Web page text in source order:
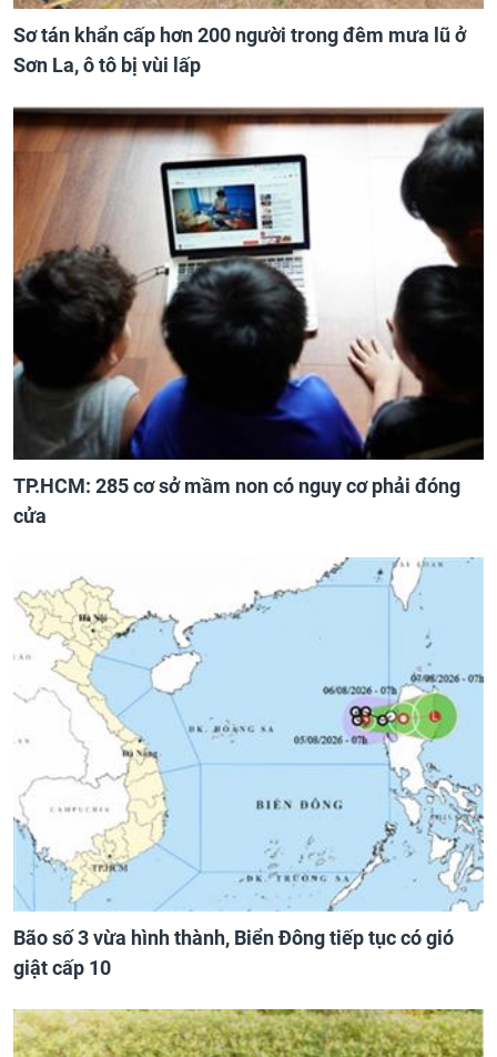
Sơ tán khẩn cấp hơn 200 người trong đêm mưa lũ ở
Sơn La, ô tô bị vùi lấp
TP.HCM: 285 cơ sở mầm non có nguy cơ phải đóng
cửa
Bão số 3 vừa hình thành, Biển Đông tiếp tục có gió
giật cấp 10